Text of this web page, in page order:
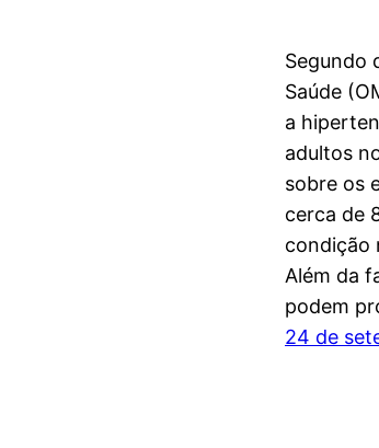
Segundo
Saúde
a
adultos
sobre os
cerca de
condição
Além da
podem
24 de